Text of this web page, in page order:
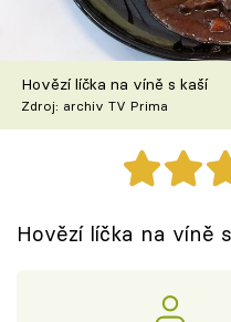
Škola vaření
Recepty z TV
Speciál: Cuketa
Těhotnej kuchař
Sledujte prima+
Hovězí líčka na víně s kaší
Zdroj: archiv TV Prima
Hovězí líčka na víně